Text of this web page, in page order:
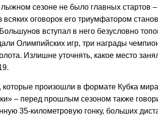
сезоне не было главных стартов
всяких оговорок его триумфатором
вступал в него безусловно
Олимпийских игр, три награды
Излишне уточнять, какое место
которые произошли в формате Кубка
– перед прошлым сезоном также
35-километровую гонку, больших